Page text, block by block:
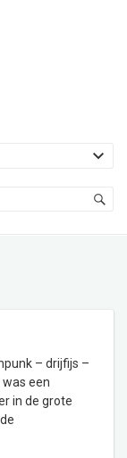
– drijfijs –
een
in de grote